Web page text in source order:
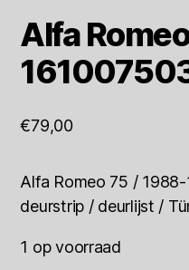
Alfa
€79,00
Alfa Romeo 75 /
deurstrip / deurlijst /
1 op voorraad